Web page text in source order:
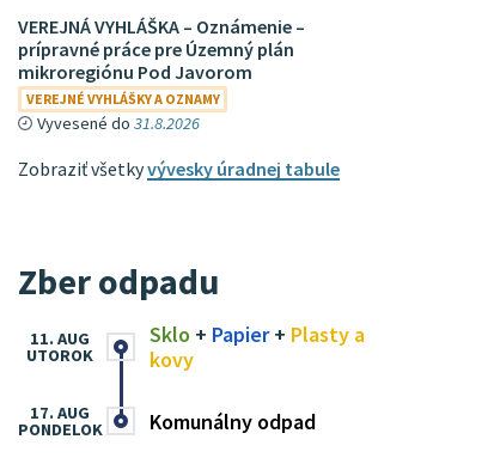
VEREJNÁ VYHLÁŠKA – Oznámenie –
prípravné práce pre Územný plán
mikroregiónu Pod Javorom
VEREJNÉ VYHLÁŠKY A OZNAMY
Vyvesené do 31.8.2026
Zobraziť všetkyvývesky úradnej tabule
Zber odpadu
Sklo + Papier+ Plasty a
kovy
11. AUG
UTOROK
Komunálny odpad
17. AUG
PONDELOK